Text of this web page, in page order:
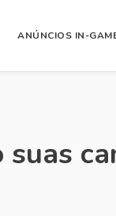
ANÚNCIOS IN-